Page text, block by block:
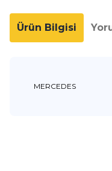
Ürün Bilgisi
MERCEDES